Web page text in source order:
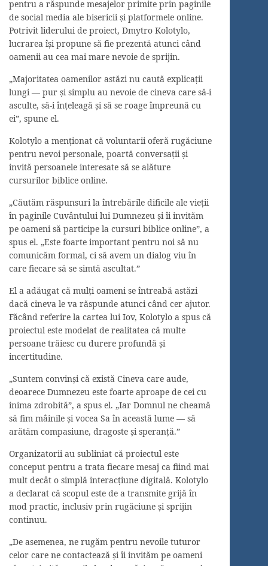
pentru a răspunde mesajelor primite prin paginile
de social media ale bisericii și platformele online.
Potrivit liderului de proiect, Dmytro Kolotylo,
lucrarea își propune să fie prezentă atunci când
oamenii au cea mai mare nevoie de sprijin.
„Majoritatea oamenilor astăzi nu caută explicații
lungi — pur și simplu au nevoie de cineva care să-i
asculte, să-i înțeleagă și să se roage împreună cu
ei”, spune el.
Kolotylo a menționat că voluntarii oferă rugăciune
pentru nevoi personale, poartă conversații și
invită persoanele interesate să se alăture
cursurilor biblice online.
„Căutăm răspunsuri la întrebările dificile ale vieții
în paginile Cuvântului lui Dumnezeu și îi invităm
pe oameni să participe la cursuri biblice online”, a
spus el. „Este foarte important pentru noi să nu
comunicăm formal, ci să avem un dialog viu în
care fiecare să se simtă ascultat.”
El a adăugat că mulți oameni se întreabă astăzi
dacă cineva le va răspunde atunci când cer ajutor.
Făcând referire la cartea lui Iov, Kolotylo a spus că
proiectul este modelat de realitatea că multe
persoane trăiesc cu durere profundă și
incertitudine.
„Suntem convinși că există Cineva care aude,
deoarece Dumnezeu este foarte aproape de cei cu
inima zdrobită”, a spus el. „Iar Domnul ne cheamă
să fim mâinile și vocea Sa în această lume — să
arătăm compasiune, dragoste și speranță.”
Organizatorii au subliniat că proiectul este
conceput pentru a trata fiecare mesaj ca fiind mai
mult decât o simplă interacțiune digitală. Kolotylo
a declarat că scopul este de a transmite grijă în
mod practic, inclusiv prin rugăciune și sprijin
continuu.
„De asemenea, ne rugăm pentru nevoile tuturor
celor care ne contactează și îi invităm pe oameni